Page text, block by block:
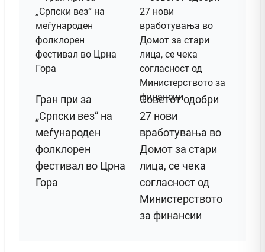
Гран при за
„Српски вез“ на
меѓународен
фолклорен
фестивал во Црна
Гора
Советот одобри
27 нови
вработувања во
Домот за стари
лица, се чека
согласност од
Министерството
за финансии